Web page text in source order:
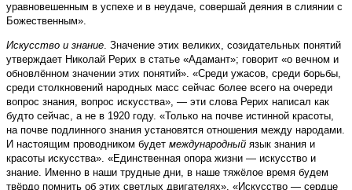
уравновешенным в успехе и в неудаче, совершай деяния в слиянии с
Божественным».
Искусство и знание. Значение этих великих, созидательных понятий
утверждает Николай Рерих в статье «Адамант»; говорит «о вечном и
обновлённом значении этих понятий». «Среди ужасов, среди борьбы,
среди столкновений народных масс сейчас более всего на очереди
вопрос знания, вопрос искусства», — эти слова Рерих написал как
будто сейчас, а не в 1920 году. «Только на почве истинной красоты,
на почве подлинного знания установятся отношения между народами.
И настоящим проводником будет международный язык знания и
красоты искусства». «Единственная опора жизни — искусство и
знание. Именно в наши трудные дни, в наше тяжёлое время будем
твёрдо помнить об этих светлых двигателях». «Искусство — сердце